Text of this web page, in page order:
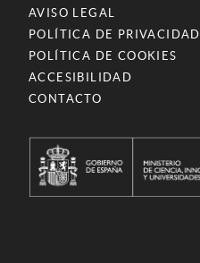
AVISO LEGAL
POLÍTICA DE PRIVACIDAD
POLÍTICA DE COOKIES
ACCESIBILIDAD
CONTACTO